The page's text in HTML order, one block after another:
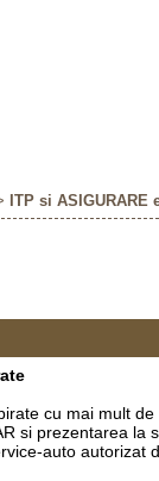
ITP si ASIGURARE
cu mai mult
si prezentarea la
auto autorizat